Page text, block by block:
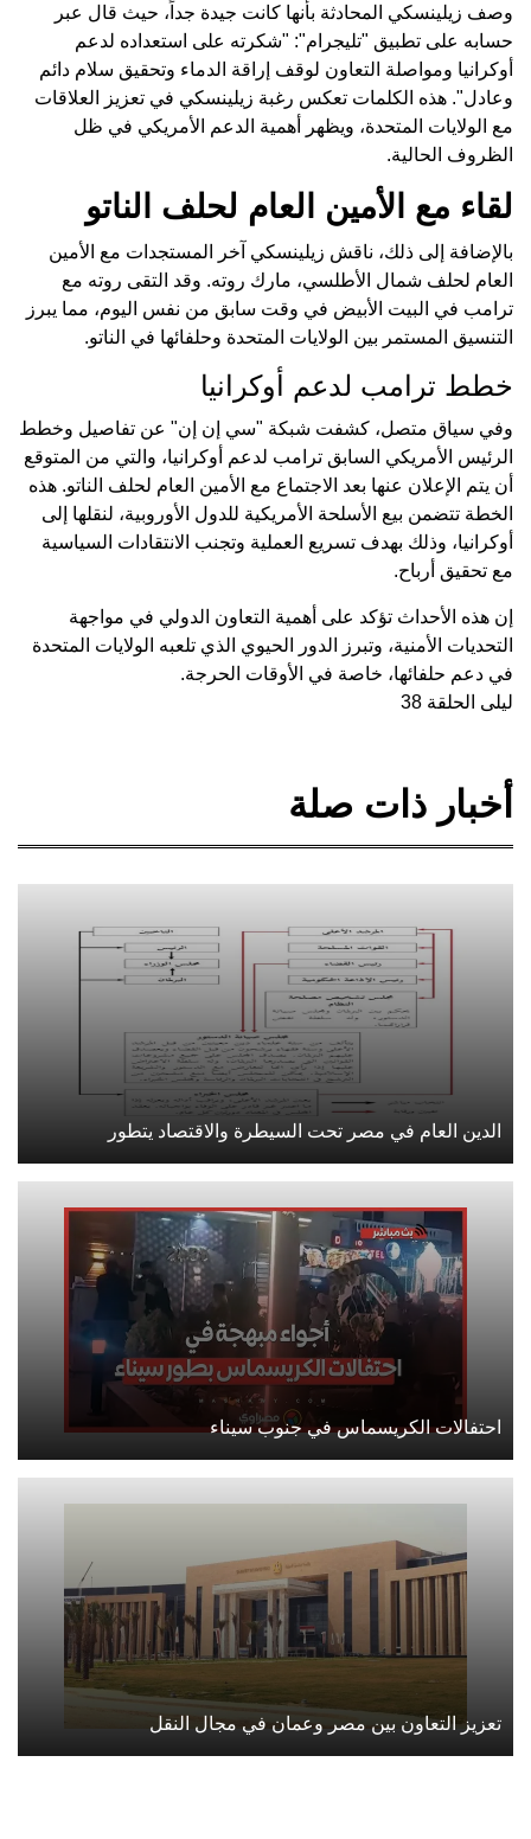
وصف زيلينسكي المحادثة بأنها كانت جيدة جداً، حيث قال عبر
حسابه على تطبيق "تليجرام": "شكرته على استعداده لدعم
أوكرانيا ومواصلة التعاون لوقف إراقة الدماء وتحقيق سلام دائم
وعادل". هذه الكلمات تعكس رغبة زيلينسكي في تعزيز العلاقات
مع الولايات المتحدة، ويظهر أهمية الدعم الأمريكي في ظل
الظروف الحالية.
لقاء مع الأمين العام لحلف الناتو
بالإضافة إلى ذلك، ناقش زيلينسكي آخر المستجدات مع الأمين
العام لحلف شمال الأطلسي، مارك روته. وقد التقى روته مع
ترامب في البيت الأبيض في وقت سابق من نفس اليوم، مما يبرز
التنسيق المستمر بين الولايات المتحدة وحلفائها في الناتو.
خطط ترامب لدعم أوكرانيا
وفي سياق متصل، كشفت شبكة "سي إن إن" عن تفاصيل وخطط
الرئيس الأمريكي السابق ترامب لدعم أوكرانيا، والتي من المتوقع
أن يتم الإعلان عنها بعد الاجتماع مع الأمين العام لحلف الناتو. هذه
الخطة تتضمن بيع الأسلحة الأمريكية للدول الأوروبية، لنقلها إلى
أوكرانيا، وذلك بهدف تسريع العملية وتجنب الانتقادات السياسية
مع تحقيق أرباح.
إن هذه الأحداث تؤكد على أهمية التعاون الدولي في مواجهة
التحديات الأمنية، وتبرز الدور الحيوي الذي تلعبه الولايات المتحدة
في دعم حلفائها، خاصة في الأوقات الحرجة.
ليلى الحلقة 38
أخبار ذات صلة
الدين العام في مصر تحت السيطرة والاقتصاد يتطور
احتفالات الكريسماس في جنوب سيناء
تعزيز التعاون بين مصر وعمان في مجال النقل